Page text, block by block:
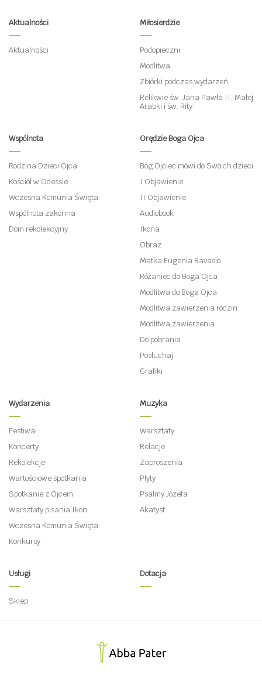
Aktualności
Aktualności
Miłosierdzie
Podopieczni
Modlitwa
Zbiórki podczas wydarzeń
Relikwie św. Jana Pawła II, Małej
Arabki i św. Rity
Wspólnota
Rodzina Dzieci Ojca
Kościół w Odessie
Wczesna Komunia Święta
Wspólnota zakonna
Dom rekolekcyjny
Orędzie Boga Ojca
Bóg Ojciec mówi do Swoich dzieci
I Objawienie
II Objawienie
Audiobook
Ikona
Obraz
Matka Eugenia Ravasio
Różaniec do Boga Ojca
Modlitwa do Boga Ojca
Modlitwa zawierzenia rodzin
Modlitwa zawierzenia
Do pobrania
Posłuchaj
Grafiki
Wydarzenia
Festiwal
Koncerty
Rekolekcje
Wartościowe spotkania
Spotkanie z Ojcem
Warsztaty pisania Ikon
Wczesna Komunia Święta
Konkursy
Muzyka
Warsztaty
Relacje
Zaproszenia
Płyty
Psalmy Józefa
Akatyst
Usługi
Sklep
Dotacja